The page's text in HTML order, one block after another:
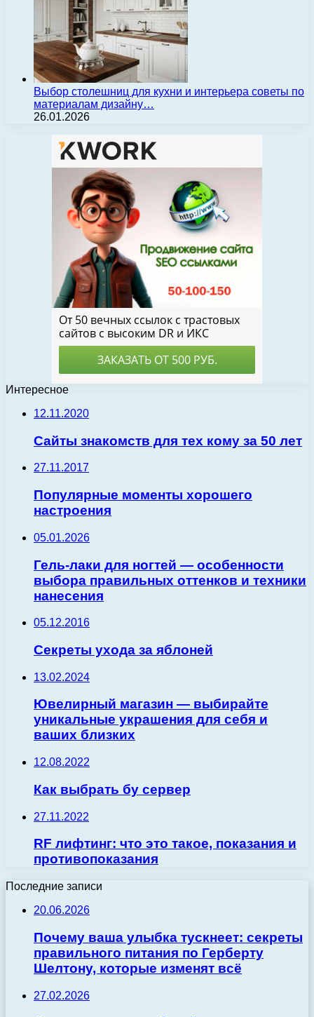
Выбор столешниц для кухни и интерьера советы по
материалам дизайну…
26.01.2026
Интересное
12.11.2020
Сайты знакомств для тех кому за 50 лет
27.11.2017
Популярные моменты хорошего
настроения
05.01.2026
Гель-лаки для ногтей — особенности
выбора правильных оттенков и техники
нанесения
05.12.2016
Секреты ухода за яблоней
13.02.2024
Ювелирный магазин — выбирайте
уникальные украшения для себя и
ваших близких
12.08.2022
Как выбрать бу сервер
27.11.2022
RF лифтинг: что это такое, показания и
противопоказания
Последние записи
20.06.2026
Почему ваша улыбка тускнеет: секреты
правильного питания по Герберту
Шелтону, которые изменят всё
27.02.2026